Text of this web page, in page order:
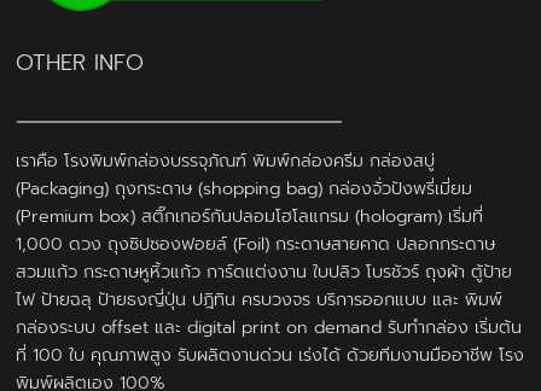
OTHER INFO
เราคือ โรงพิมพ์กล่องบรรจุภัณฑ์ พิมพ์กล่องครีม กล่องสบู่
(Packaging) ถุงกระดาษ (shopping bag) กล่องจั่วปังพรี่เมี่ยม
(Premium box) สติ๊กเกอร์กันปลอมโฮโลแกรม (hologram) เริ่มที่
1,000 ดวง ถุงซิปซองฟอยล์ (Foil) กระดาษสายคาด ปลอกกระดาษ
สวมแก้ว กระดาษหูหิ้วแก้ว การ์ดแต่งงาน ใบปลิว โบรชัวร์ ถุงผ้า ตู้ป้าย
ไฟ ป้ายฉลุ ป้ายธงญี่ปุ่น ปฎิทิน ครบวงจร บริการออกแบบ และ พิมพ์
กล่องระบบ offset และ digital print on demand รับทำกล่อง เริ่มต้น
ที่ 100 ใบ คุณภาพสูง รับผลิตงานด่วน เร่งได้ ด้วยทีมงานมืออาชีพ โรง
พิมพ์ผลิตเอง 100%